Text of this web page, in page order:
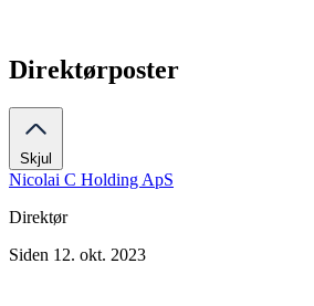
Direktørposter
Skjul
Nicolai C Holding ApS
Direktør
Siden 12. okt. 2023